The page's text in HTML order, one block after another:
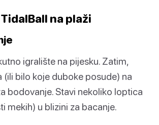
na plaži
igralište na pijesku. Zatim,
(ili bilo koje duboke posude) na
bodovanje. Stavi nekoliko loptica
mekih) u blizini za bacanje.